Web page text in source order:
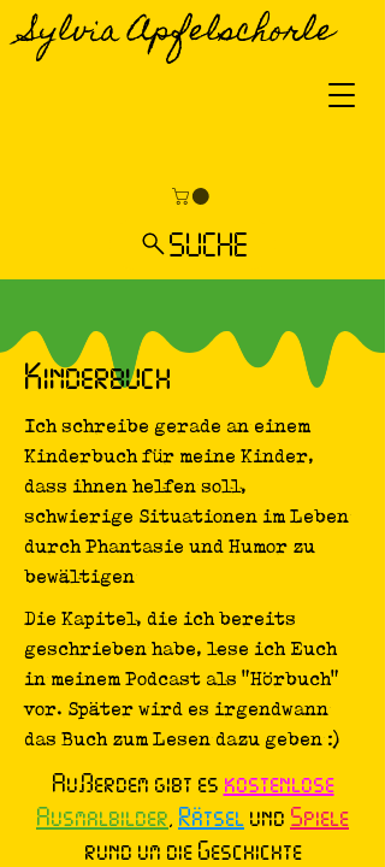
Sylvia Apfelschorle
SUCHE
Kinderbuch
Ich schreibe gerade an einem
Kinderbuch für meine Kinder,
dass ihnen helfen soll,
schwierige Situationen im Leben
durch Phantasie und Humor zu
bewältigen
Die Kapitel, die ich bereits
geschrieben habe, lese ich Euch
in meinem Podcast als "Hörbuch"
vor. Später wird es irgendwann
das Buch zum Lesen dazu geben :)
Außerdem gibt es kostenlose
Ausmalbilder, Rätsel und Spiele
rund um die Geschichte